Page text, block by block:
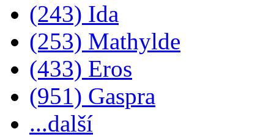
(243) Ida
(253) Mathylde
(433) Eros
(951) Gaspra
...další